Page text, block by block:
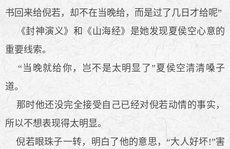
书回来给倪若，却不在当晚给，而是过了几日才给呢”
《封神演义》和《山海经》是她发现夏侯空心意的
重要线索。
“当晚就给你，岂不是太明显了”夏侯空清清嗓子
道。
那时他还没完全接受自己已经对倪若动情的事实，
所以不想表现得太明显。
倪若眼珠子一转，明白了他的意思，“大人好坏!”害